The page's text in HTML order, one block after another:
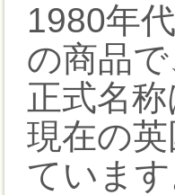
1980年
の商品で
正式名
現在の
ています